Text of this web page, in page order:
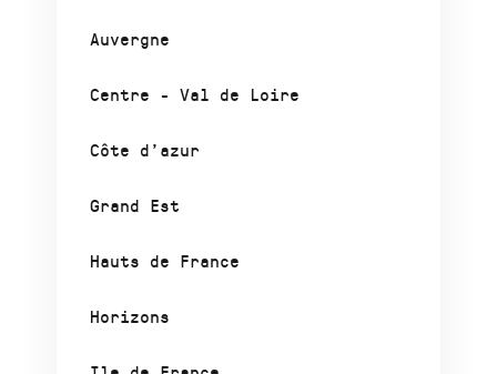
Auvergne
Centre - Val de Loire
Côte d’azur
Grand Est
Hauts de France
Horizons